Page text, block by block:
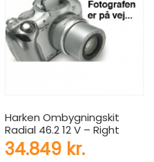
Harken Ombygningskit
Radial 46.2 12 V – Right
34.849 kr.